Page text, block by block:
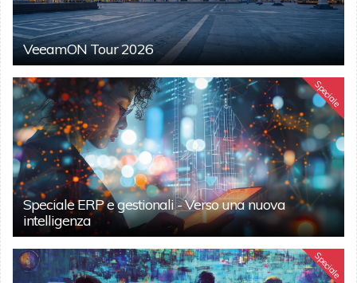
VeeamON Tour 2026
Speciale
Speciale ERP e gestionali - Verso una nuova
intelligenza
Speciale